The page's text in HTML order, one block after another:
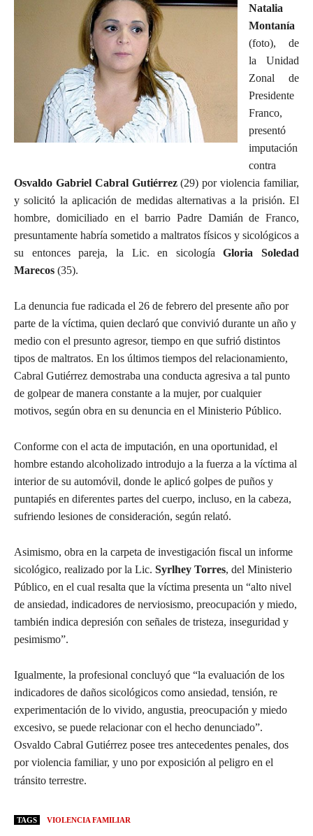
Natalia
Montanía
(foto), de
la Unidad
Zonal de
Presidente
Franco,
presentó
imputación
contra
Osvaldo Gabriel Cabral Gutiérrez(29) por violencia familiar,
y solicitó la aplicación de medidas alternativas a la prisión. El
hombre, domiciliado en el barrio Padre Damián de Franco,
presuntamente habría sometido a maltratos físicos y sicológicos a
su entonces pareja, la Lic. en sicologíaGloria Soledad
Marecos (35).
La denuncia fue radicada el 26 de febrero del presente año por
parte de la víctima, quien declaró que convivió durante un año y
medio con el presunto agresor, tiempo en que sufrió distintos
tipos de maltratos. En los últimos tiempos del relacionamiento,
Cabral Gutiérrez demostraba una conducta agresiva a tal punto
de golpear de manera constante a la mujer, por cualquier
motivos, según obra en su denuncia en el Ministerio Público.
Conforme con el acta de imputación, en una oportunidad, el
hombre estando alcoholizado introdujo a la fuerza a la víctima al
interior de su automóvil, donde le aplicó golpes de puños y
puntapiés en diferentes partes del cuerpo, incluso, en la cabeza,
sufriendo lesiones de consideración, según relató.
Asimismo, obra en la carpeta de investigación fiscal un informe
sicológico, realizado por la Lic. Syrlhey Torres, del Ministerio
Público, en el cual resalta que la víctima presenta un “alto nivel
de ansiedad, indicadores de nerviosismo, preocupación y miedo,
también indica depresión con señales de tristeza, inseguridad y
pesimismo”.
Igualmente, la profesional concluyó que “la evaluación de los
indicadores de daños sicológicos como ansiedad, tensión, re
experimentación de lo vivido, angustia, preocupación y miedo
excesivo, se puede relacionar con el hecho denunciado”.
Osvaldo Cabral Gutiérrez posee tres antecedentes penales, dos
por violencia familiar, y uno por exposición al peligro en el
tránsito terrestre.
TAGS VIOLENCIA FAMILIAR